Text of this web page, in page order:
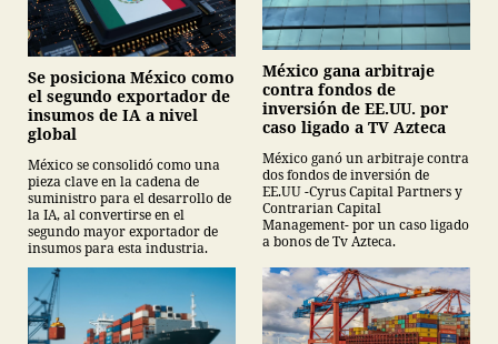
Se posiciona México como
el segundo exportador de
insumos de IA a nivel
global
México se consolidó como una
pieza clave en la cadena de
suministro para el desarrollo de
la IA, al convertirse en el
segundo mayor exportador de
insumos para esta industria.
México gana arbitraje
contra fondos de
inversión de EE.UU. por
caso ligado a TV Azteca
México ganó un arbitraje contra
dos fondos de inversión de
EE.UU -Cyrus Capital Partners y
Contrarian Capital
Management- por un caso ligado
a bonos de Tv Azteca.